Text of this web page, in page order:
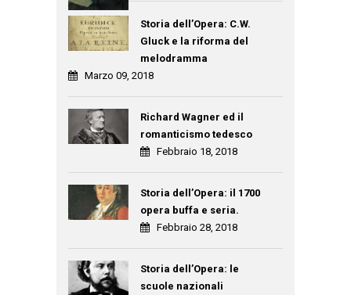
Storia dell’Opera: C.W.
Gluck e la riforma del
melodramma
Marzo 09, 2018
Richard Wagner ed il
romanticismo tedesco
Febbraio 18, 2018
Storia dell’Opera: il 1700
opera buffa e seria.
Febbraio 28, 2018
Storia dell’Opera: le
scuole nazionali